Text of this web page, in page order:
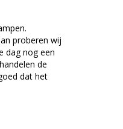
proberen wij
dag nog een
de
dat het